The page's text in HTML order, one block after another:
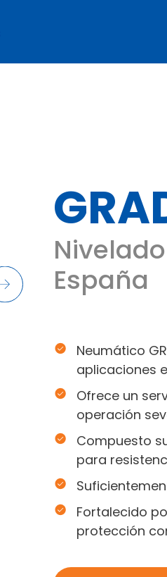
España
Neumático
aplicaciones
Ofrece un
operación
Compuesto
para
Fortalecido
protección